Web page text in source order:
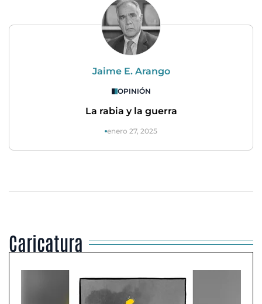
Jaime E. Arango
OPINIÓN
La rabia y la guerra
enero 27, 2025
Caricatura